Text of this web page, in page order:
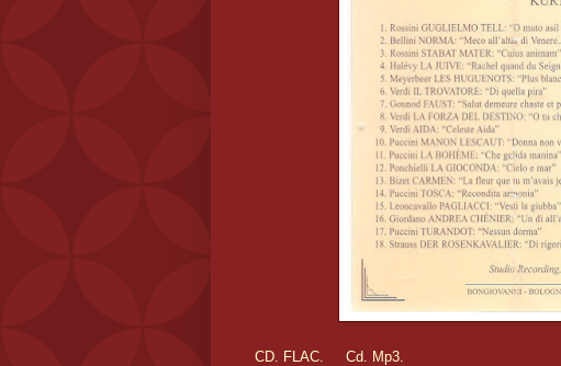
CD. FLAC. Cd. Mp3.